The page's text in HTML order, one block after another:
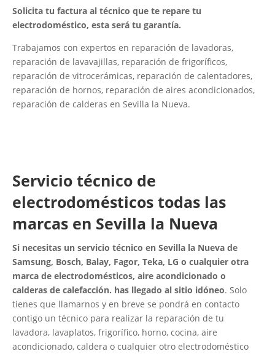
Solicita tu factura al técnico que te repare tu
electrodoméstico, esta será tu garantía.
Trabajamos con expertos en reparación de lavadoras,
reparación de lavavajillas, reparación de frigoríficos,
reparación de vitrocerámicas, reparación de calentadores,
reparación de hornos, reparación de aires acondicionados,
reparación de calderas en Sevilla la Nueva.
Servicio técnico de
electrodomésticos todas las
marcas en Sevilla la Nueva
Si necesitas un servicio técnico en Sevilla la Nueva de
Samsung, Bosch, Balay, Fagor, Teka, LG o cualquier otra
marca de electrodomésticos, aire acondicionado o
calderas de calefacción. has llegado al sitio idóneo. Solo
tienes que llamarnos y en breve se pondrá en contacto
contigo un técnico para realizar la reparación de tu
lavadora, lavaplatos, frigorífico, horno, cocina, aire
acondicionado, caldera o cualquier otro electrodoméstico